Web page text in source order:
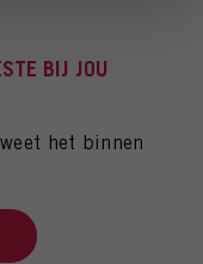
BIJ JOU
het binnen